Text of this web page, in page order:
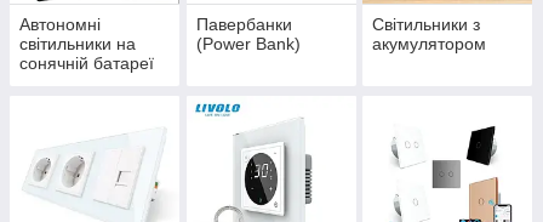
Автономні
світильники на
сонячній батареї
Павербанки
(Power Bank)
Світильники з
акумулятором